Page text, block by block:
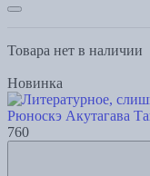
Товара нет в наличии
Новинка
Рюноскэ Акутагава
760